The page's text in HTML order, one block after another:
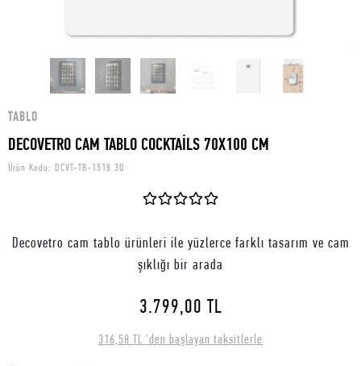
TABLO
DECOVETRO CAM TABLO COCKTAİLS 70X100 CM
Ürün Kodu: DCVT-TB-1518.3Q
Decovetro cam tablo ürünleri ile yüzlerce farklı tasarım ve cam
şıklığı bir arada
3.799,00 TL
316,58 TL 'den başlayan taksitlerle